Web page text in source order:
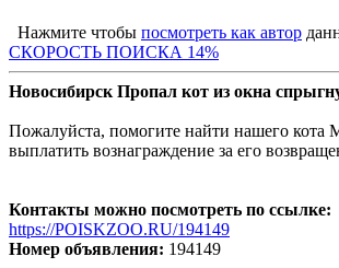
Нажмите чтобы посмотреть как автор
СКОРОСТЬ ПОИСКА 14%
Новосибирск Пропал кот из окна
Пожалуйста, помогите найти нашего кота
выплатить вознаграждение за его
Контакты можно посмотреть по ссылке:
https://POISKZOO.RU/194149
Номер объявления: 194149